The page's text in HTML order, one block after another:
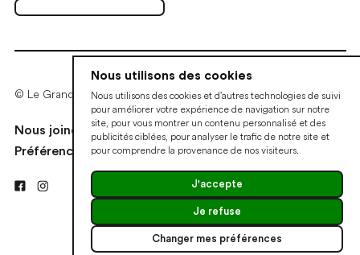
Nous utilisons des cookies
Nous utilisons des cookies et d'autres technologies de suivi
pour améliorer votre expérience de navigation sur notre
site, pour vous montrer un contenu personnalisé et des
publicités ciblées, pour analyser le trafic de notre site et
pour comprendre la provenance de nos visiteurs.
J'accepte
Je refuse
Changer mes préférences
S'abonner à l'infolettreOuvrir dans un nouvel onglet
© Le Grand Marché de Québec • 2026
Nous joindre Devenir marchandPolitiques
Préférences de cookies
Une réalisation